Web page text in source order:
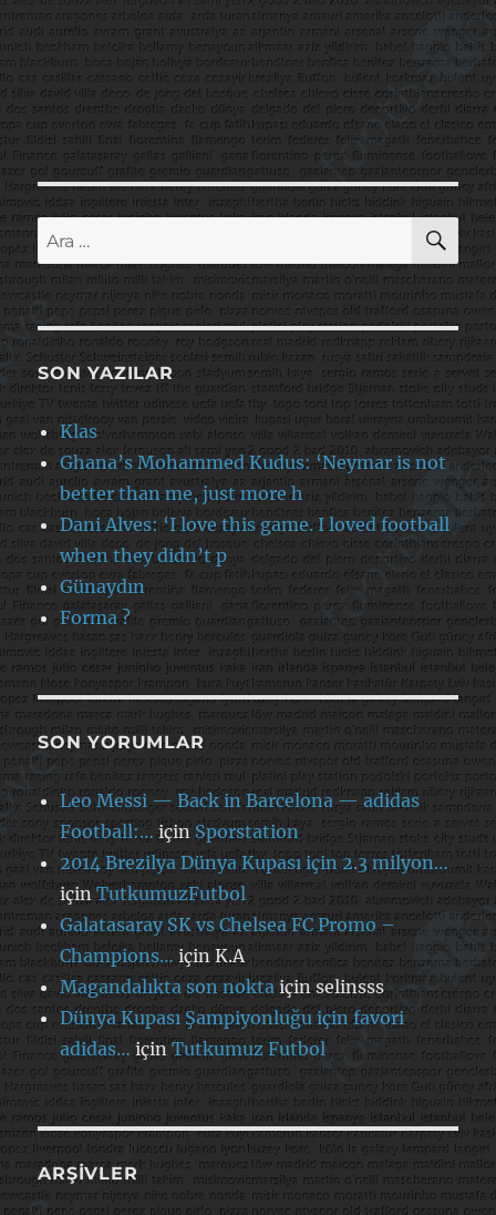
Ara:
SON YAZILAR
Klas
Ghana’s Mohammed Kudus: ‘Neymar is not
better than me, just more h
Dani Alves: ‘I love this game. I loved football
when they didn’t p
Günaydın
Forma ?
SON YORUMLAR
Leo Messi — Back in Barcelona — adidas
Football:… için Sporstation
2014 Brezilya Dünya Kupası için 2.3 milyon…
içinTutkumuzFutbol
Galatasaray SK vs Chelsea FC Promo –
Champions… içinK.A
Magandalıkta son noktaiçinselinsss
Dünya Kupası Şampiyonluğu için favori
adidas… içinTutkumuz Futbol
ARŞIVLER